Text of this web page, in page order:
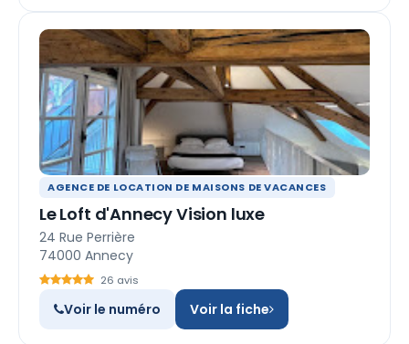
AGENCE DE LOCATION DE MAISONS DE VACANCES
Le Loft d'Annecy Vision luxe
24 Rue Perrière
74000 Annecy
26 avis
Voir le numéro Voir la fiche